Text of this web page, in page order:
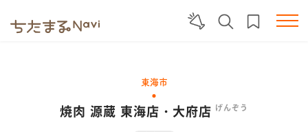
東海市
焼肉 源蔵 東海店・大府店 げんぞう